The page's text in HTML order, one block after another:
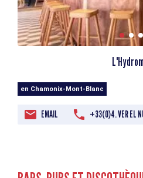
en Chamonix-Mont-Blanc
EMAIL +33(0)4. VER EL